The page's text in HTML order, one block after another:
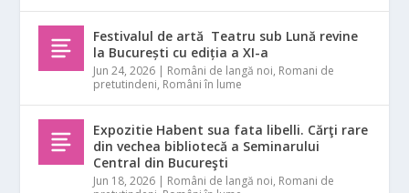
Festivalul de artă Teatru sub Lună revine
la București cu ediția a XI-a
Jun 24, 2026 | Români de langă noi, Romani de
pretutindeni, Români în lume
Expozitie Habent sua fata libelli. Cărţi rare
din vechea bibliotecă a Seminarului
Central din Bucureşti
Jun 18, 2026 | Români de langă noi, Romani de